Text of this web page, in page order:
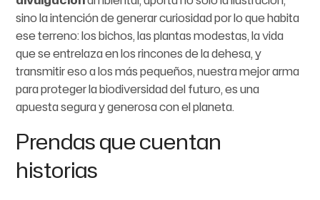
sino la intención de generar curiosidad por lo que habita
ese terreno: los bichos, las plantas modestas, la vida
que se entrelaza en los rincones de la dehesa, y
transmitir eso a los más pequeños, nuestra mejor arma
para proteger la biodiversidad del futuro, es una
apuesta segura y generosa con el planeta.
Prendas que cuentan
historias